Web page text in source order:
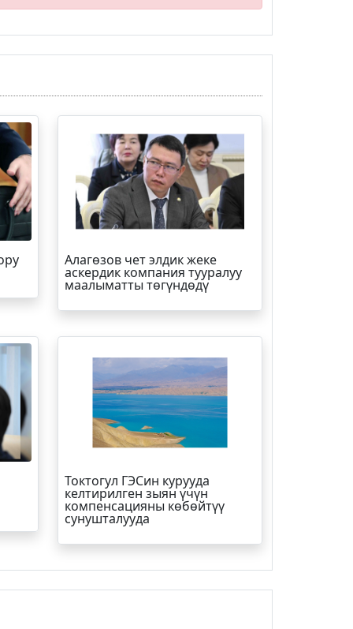
Алагөзов чет элдик жеке
аскердик компания тууралуу
маалыматты төгүндөдү
Токтогул ГЭСин курууда
келтирилген зыян үчүн
компенсацияны көбөйтүү
сунушталууда